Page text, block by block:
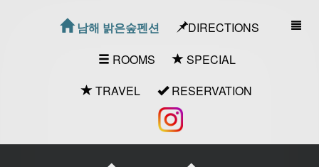
남해 밝은숲펜션
DIRECTIONS
ROOMS
SPECIAL
TRAVEL
RESERVATION